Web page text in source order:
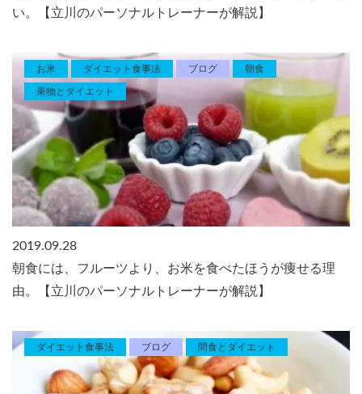
い。【立川のパーソナルトレーナーが解説】
お米 ダイエット食事法 ブログ 朝食
果物とダイエット
2019.09.28
朝食には、フルーツより、お米を食べたほうが痩せる理
由。【立川のパーソナルトレーナーが解説】
ダイエット食事法 ブログ 間食とダイエット